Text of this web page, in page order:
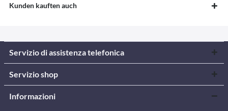
Kunden kauften auch
Servizio di assistenza telefonica
Servizio shop
Informazioni